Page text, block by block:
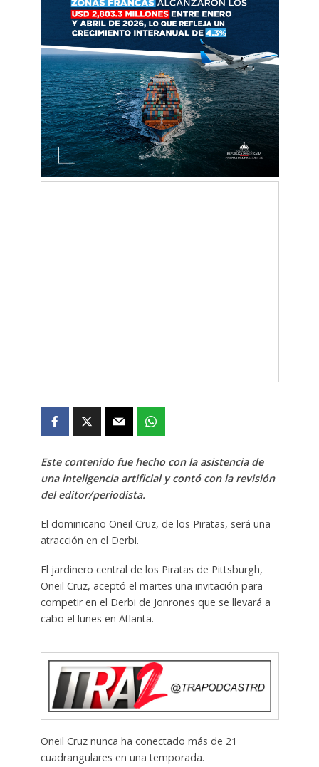
Este contenido fue hecho con la asistencia de
una inteligencia artificial y contó con la revisión
del editor/periodista.
El dominicano Oneil Cruz, de los Piratas, será una
atracción en el Derbi.
El jardinero central de los Piratas de Pittsburgh,
Oneil Cruz, aceptó el martes una invitación para
competir en el Derbi de Jonrones que se llevará a
cabo el lunes en Atlanta.
Oneil Cruz nunca ha conectado más de 21
cuadrangulares en una temporada.